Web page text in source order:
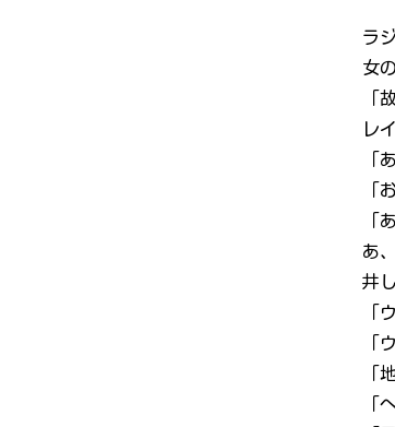
ラ
女
「
レ
「
「
「
あ
井
「
「
「
「